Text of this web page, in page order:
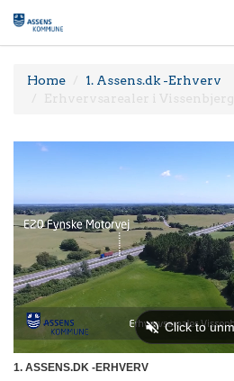
Home
1. Assens.dk -Erhverv
Erhvervsarealer i Vissenbjerg
1. ASSENS.DK -ERHVERV